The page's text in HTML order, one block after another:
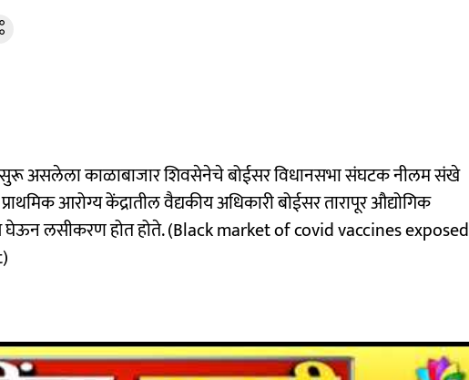
सुरू असलेला काळाबाजार शिवसेनेचे बोईसर विधानसभा संघटक नीलम संखे
आरोग्य केंद्रातील वैद्यकीय अधिकारी बोईसर तारापूर औद्योगिक
घेऊन लसीकरण होत होते. (Black market of covid vaccines exposed